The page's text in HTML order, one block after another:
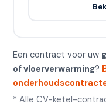
Een contract voor uw
of vloerverwarming?
* Alle CV-ketel-